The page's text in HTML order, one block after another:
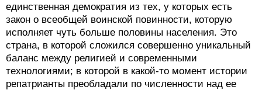
единственная демократия из тех, у которых есть
закон о всеобщей воинской повинности, которую
исполняет чуть больше половины населения. Это
страна, в которой сложился совершенно уникальный
баланс между религией и современными
технологиями; в которой в какой-то момент истории
репатрианты преобладали по численности над ее